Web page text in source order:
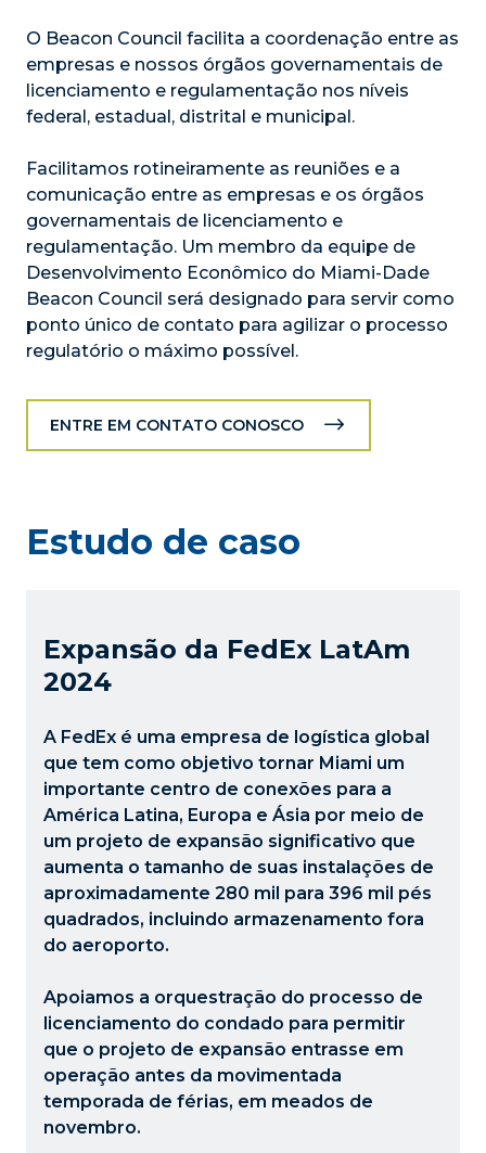
O Beacon Council facilita a coordenação entre as
empresas e nossos órgãos governamentais de
licenciamento e regulamentação nos níveis
federal, estadual, distrital e municipal.
Facilitamos rotineiramente as reuniões e a
comunicação entre as empresas e os órgãos
governamentais de licenciamento e
regulamentação. Um membro da equipe de
Desenvolvimento Econômico do Miami-Dade
Beacon Council será designado para servir como
ponto único de contato para agilizar o processo
regulatório o máximo possível.
ENTRE EM CONTATO CONOSCO
Estudo de caso
Expansão da FedEx LatAm
2024
A FedEx é uma empresa de logística global
que tem como objetivo tornar Miami um
importante centro de conexões para a
América Latina, Europa e Ásia por meio de
um projeto de expansão significativo que
aumenta o tamanho de suas instalações de
aproximadamente 280 mil para 396 mil pés
quadrados, incluindo armazenamento fora
do aeroporto.
Apoiamos a orquestração do processo de
licenciamento do condado para permitir
que o projeto de expansão entrasse em
operação antes da movimentada
temporada de férias, em meados de
novembro.